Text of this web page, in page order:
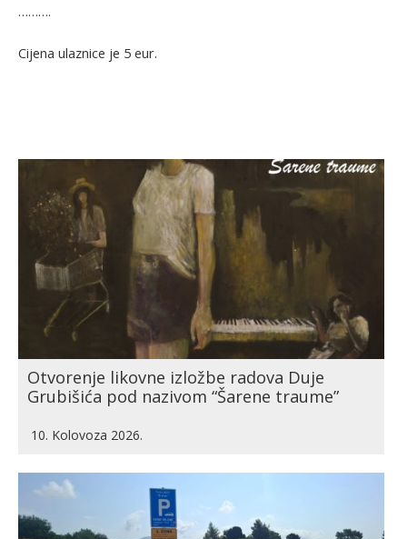
……….
Cijena ulaznice je 5 eur.
Otvorenje likovne izložbe radova Duje
Grubišića pod nazivom “Šarene traume”
10. Kolovoza 2026.